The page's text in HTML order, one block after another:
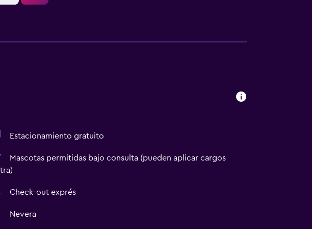
Estacionamiento gratuito
Mascotas permitidas bajo consulta (pueden aplicar cargos
Check-out exprés
Nevera